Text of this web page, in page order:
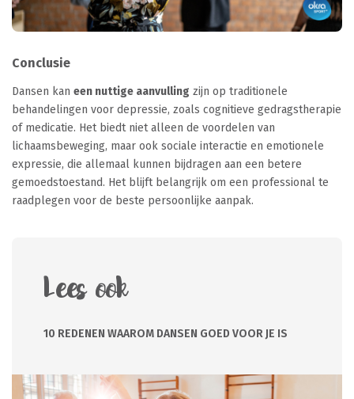
Conclusie
Dansen kan een nuttige aanvulling zijn op traditionele
behandelingen voor depressie, zoals cognitieve gedragstherapie
of medicatie. Het biedt niet alleen de voordelen van
lichaamsbeweging, maar ook sociale interactie en emotionele
expressie, die allemaal kunnen bijdragen aan een betere
gemoedstoestand. Het blijft belangrijk om een professional te
raadplegen voor de beste persoonlijke aanpak.
Lees ook
10 REDENEN WAAROM DANSEN GOED VOOR JE IS